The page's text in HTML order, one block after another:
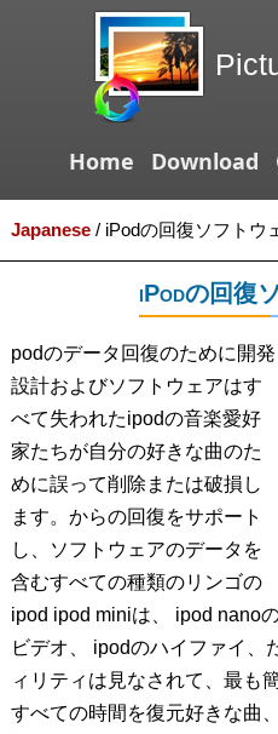
Home Download
Japanese/ iPodの回復ソフトウ
iPodの回復
podのデータ回復のために開発
設計およびソフトウェアはす
べて失われたipodの音楽愛好
家たちが自分の好きな曲のた
めに誤って削除または破損し
ます。からの回復をサポート
し、ソフトウェアのデータを
含むすべての種類のリンゴの
ipod ipod miniは、 ipod nano
ビデオ、 ipodのハイファイ、
ィリティは見なされて、最も
すべての時間を復元好きな曲